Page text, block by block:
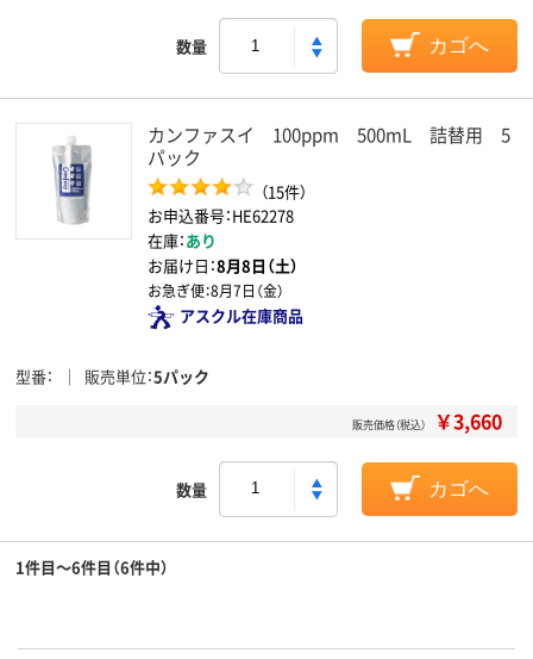
数量 カゴへ
カンファスイ 100ppm 500mL 詰替用 5
パック
（15件）
お申込番号：HE62278
在庫：あり
お届け日：8月8日（土）
お急ぎ便：8月7日（金）
アスクル在庫商品
型番 販売単位 5パック
販売価格（税込） ￥3,660
数量 カゴへ
1件目～6件目（6件中）